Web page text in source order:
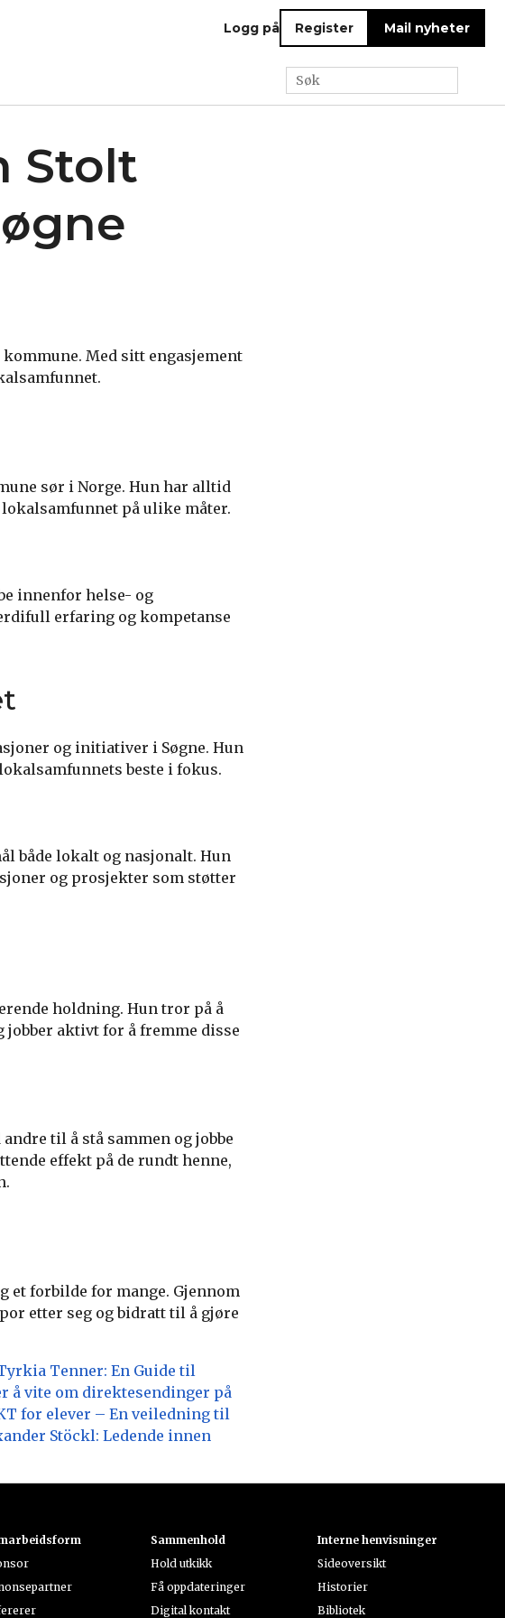
Logg på Register Mail nyheter
Stolt
Med sitt engasjement
sør i Norge. Hun har alltid
på ulike måter.
innenfor helse- og
erfaring og kompetanse
og initiativer i Søgne. Hun
beste i fokus.
både lokalt og nasjonalt. Hun
og prosjekter som støtter
holdning. Hun tror på å
jobber aktivt for å fremme disse
til å stå sammen og jobbe
effekt på de rundt henne,
et forbilde for mange. Gjennom
etter seg og bidratt til å gjøre
Tenner: En Guide til
å vite om direktesendinger på
for elever – En veiledning til
Stöckl: Ledende innen
Sammenhold
Hold utkikk
Få oppdateringer
Digital kontakt
Interne henvisninger
Sideoversikt
Historier
Bibliotek